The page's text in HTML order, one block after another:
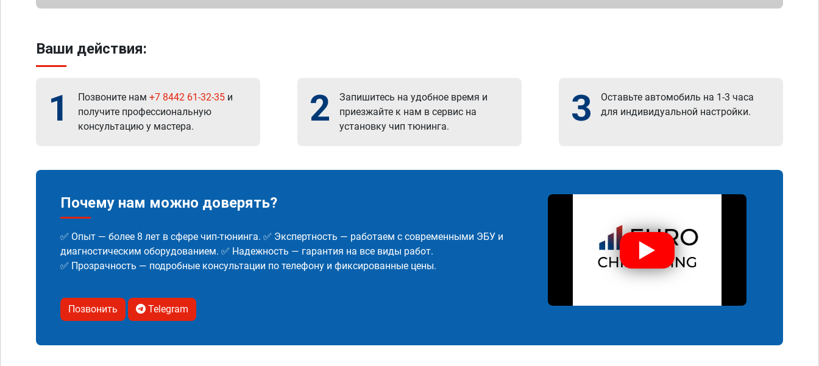
Ваши действия:
1 Позвоните нам +7 8442 61-32-35 и
получите профессиональную
консультацию у мастера.
2
Запишитесь на удобное время и
приезжайте к нам в сервис на
установку чип тюнинга.
3
Оставьте автомобиль на 1-3 часа
для индивидуальной настройки.
Почему нам можно доверять?
✅ Опыт — более 8 лет в сфере чип-тюнинга. ✅ Экспертность — работаем с современными ЭБУ и
диагностическим оборудованием. ✅ Надежность — гарантия на все виды работ.
✅ Прозрачность — подробные консультации по телефону и фиксированные цены.
Позвонить Telegram